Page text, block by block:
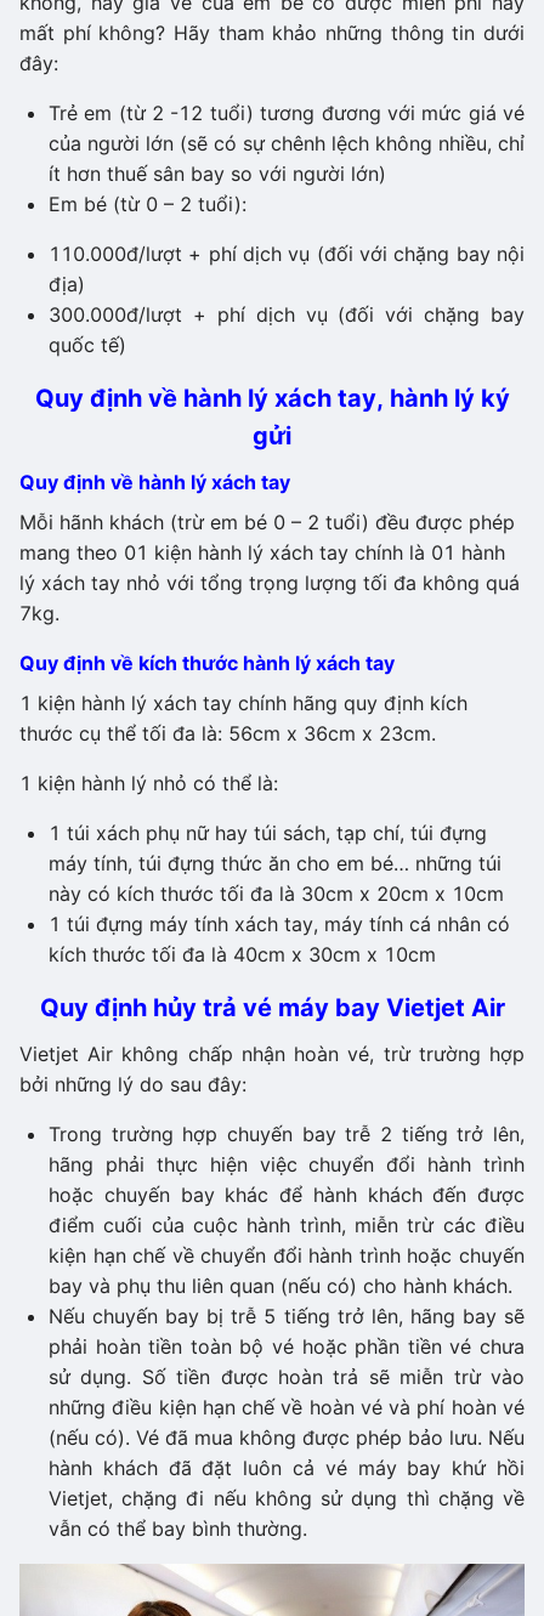
mất phí không? Hãy tham khảo những thông tin dưới
đây:
Trẻ em (từ 2 -12 tuổi) tương đương với mức giá vé
của người lớn (sẽ có sự chênh lệch không nhiều, chỉ
ít hơn thuế sân bay so với người lớn)
Em bé (từ 0 – 2 tuổi):
110.000đ/lượt + phí dịch vụ (đối với chặng bay nội
địa)
300.000đ/lượt + phí dịch vụ (đối với chặng bay
quốc tế)
Quy định về hành lý xách tay, hành lý ký
gửi
Quy định về hành lý xách tay
Mỗi hãnh khách (trừ em bé 0 – 2 tuổi) đều được phép
mang theo 01 kiện hành lý xách tay chính là 01 hành
lý xách tay nhỏ với tổng trọng lượng tối đa không quá
7kg.
Quy định về kích thước hành lý xách tay
1 kiện hành lý xách tay chính hãng quy định kích
thước cụ thể tối đa là: 56cm x 36cm x 23cm.
1 kiện hành lý nhỏ có thể là:
1 túi xách phụ nữ hay túi sách, tạp chí, túi đựng
máy tính, túi đựng thức ăn cho em bé… những túi
này có kích thước tối đa là 30cm x 20cm x 10cm
1 túi đựng máy tính xách tay, máy tính cá nhân có
kích thước tối đa là 40cm x 30cm x 10cm
Quy định hủy trả vé máy bay Vietjet Air
Vietjet Air không chấp nhận hoàn vé, trừ trường hợp
bởi những lý do sau đây:
Trong trường hợp chuyến bay trễ 2 tiếng trở lên,
hãng phải thực hiện việc chuyển đổi hành trình
hoặc chuyến bay khác để hành khách đến được
điểm cuối của cuộc hành trình, miễn trừ các điều
kiện hạn chế về chuyển đổi hành trình hoặc chuyến
bay và phụ thu liên quan (nếu có) cho hành khách.
Nếu chuyến bay bị trễ 5 tiếng trở lên, hãng bay sẽ
phải hoàn tiền toàn bộ vé hoặc phần tiền vé chưa
sử dụng. Số tiền được hoàn trả sẽ miễn trừ vào
những điều kiện hạn chế về hoàn vé và phí hoàn vé
(nếu có). Vé đã mua không được phép bảo lưu. Nếu
hành khách đã đặt luôn cả vé máy bay khứ hồi
Vietjet, chặng đi nếu không sử dụng thì chặng về
vẫn có thể bay bình thường.